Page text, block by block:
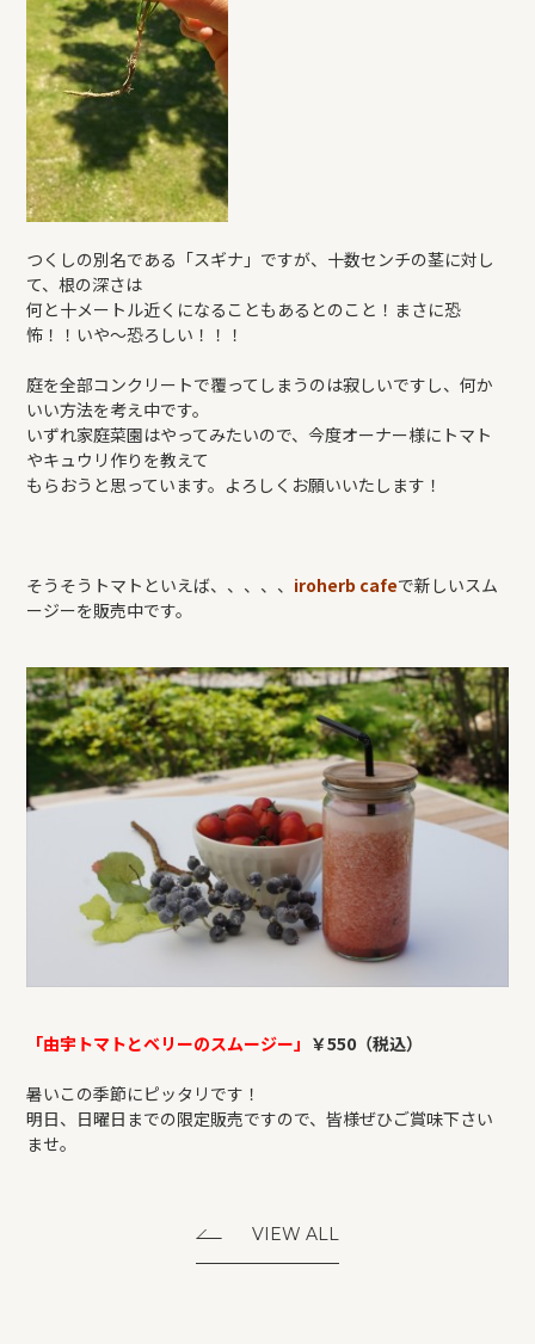
つくしの別名である「スギナ」ですが、十数センチの茎に対し
て、根の深さは
何と十メートル近くになることもあるとのこと！まさに恐
怖！！いや～恐ろしい！！！
庭を全部コンクリートで覆ってしまうのは寂しいですし、何か
いい方法を考え中です。
いずれ家庭菜園はやってみたいので、今度オーナー様にトマト
やキュウリ作りを教えて
もらおうと思っています。よろしくお願いいたします！
そうそうトマトといえば、、、、、 iroherb cafeで新しいスム
ージーを販売中です。
「由宇トマトとベリーのスムージー」 ￥550（税込）
暑いこの季節にピッタリです！
明日、日曜日までの限定販売ですので、皆様ぜひご賞味下さい
ませ。
VIEW ALL